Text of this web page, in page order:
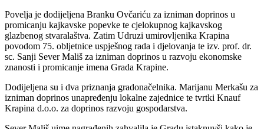
Povelja je dodijeljena Branku Ovčariću za izniman doprinos u
promicanju kajkavske popevke te cjelokupnog kajkavskog
glazbenog stvaralaštva. Zatim Udruzi umirovljenika Krapina
povodom 75. obljetnice uspješnog rada i djelovanja te izv. prof. dr.
sc. Sanji Sever Mališ za izniman doprinos u razvoju ekonomske
znanosti i promicanje imena Grada Krapine.
Dodijeljena su i dva priznanja gradonačelnika. Marijanu Merkašu za
izniman doprinos unapređenju lokalne zajednice te tvrtki Knauf
Krapina d.o.o. za doprinos razvoju gospodarstva.